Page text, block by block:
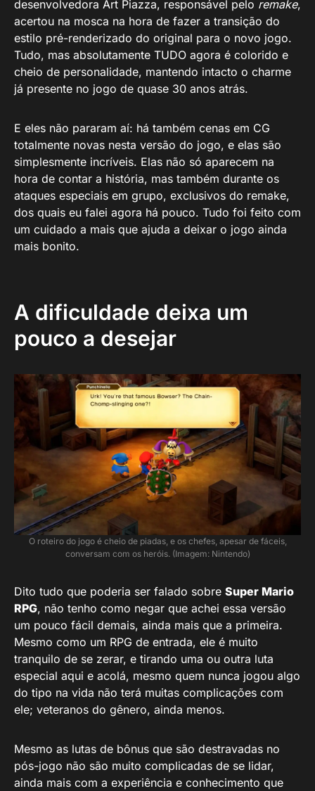
desenvolvedora Art Piazza, responsável pelo remake,
acertou na mosca na hora de fazer a transição do
estilo pré-renderizado do original para o novo jogo.
Tudo, mas absolutamente TUDO agora é colorido e
cheio de personalidade, mantendo intacto o charme
já presente no jogo de quase 30 anos atrás.
E eles não pararam aí: há também cenas em CG
totalmente novas nesta versão do jogo, e elas são
simplesmente incríveis. Elas não só aparecem na
hora de contar a história, mas também durante os
ataques especiais em grupo, exclusivos do remake,
dos quais eu falei agora há pouco. Tudo foi feito com
um cuidado a mais que ajuda a deixar o jogo ainda
mais bonito.
A dificuldade deixa um
pouco a desejar
O roteiro do jogo é cheio de piadas, e os chefes, apesar de fáceis,
conversam com os heróis. (Imagem: Nintendo)
Dito tudo que poderia ser falado sobre Super Mario
RPG, não tenho como negar que achei essa versão
um pouco fácil demais, ainda mais que a primeira.
Mesmo como um RPG de entrada, ele é muito
tranquilo de se zerar, e tirando uma ou outra luta
especial aqui e acolá, mesmo quem nunca jogou algo
do tipo na vida não terá muitas complicações com
ele; veteranos do gênero, ainda menos.
Mesmo as lutas de bônus que são destravadas no
pós-jogo não são muito complicadas de se lidar,
ainda mais com a experiência e conhecimento que